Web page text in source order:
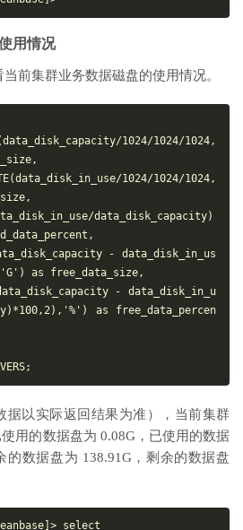
用情况
前集群业务数据磁盘的使用情况。
1024/1024/1024,
1024/1024/1024,
data_disk_capacity)
- data_disk_in_us
as free_data_size,
- data_disk_in_u
as free_data_percen
据以实际返回结果为准），当前集群
用的数据盘为 0.08G，已使用的数据
的数据盘为 138.91G，剩余的数据盘
select